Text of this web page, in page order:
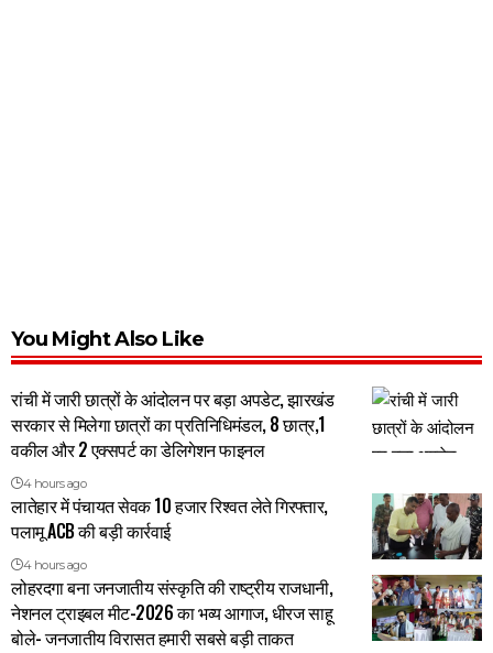
You Might Also Like
रांची में जारी छात्रों के आंदोलन पर बड़ा अपडेट, झारखंड
सरकार से मिलेगा छात्रों का प्रतिनिधिमंडल, 8 छात्र,1
वकील और 2 एक्सपर्ट का डेलिगेशन फाइनल
4 hours ago
लातेहार में पंचायत सेवक 10 हजार रिश्वत लेते गिरफ्तार,
पलामू ACB की बड़ी कार्रवाई
4 hours ago
लोहरदगा बना जनजातीय संस्कृति की राष्ट्रीय राजधानी,
नेशनल ट्राइबल मीट-2026 का भव्य आगाज, धीरज साहू
बोले- जनजातीय विरासत हमारी सबसे बड़ी ताकत